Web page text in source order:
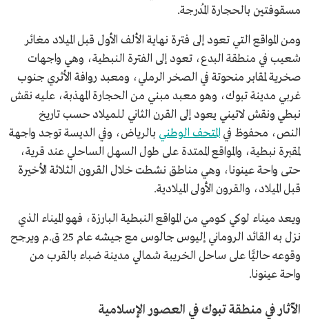
مسقوفتين بالحجارة المُدرجة.
ومن المواقع التي تعود إلى فترة نهاية الألف الأول قبل الميلاد مغائر
شعيب في منطقة البدع، تعود إلى الفترة النبطية، وهي واجهات
صخرية لمقابر منحوتة في الصخر الرملي، ومعبد روافة الأثري جنوب
غربي مدينة تبوك، وهو معبد مبني من الحجارة المهذبة، عليه نقش
نبطي ونقش لاتيني يعود إلى القرن الثاني للميلاد حسب تاريخ
النص، محفوظ في المتحف الوطني بالرياض، وفي الديسة توجد واجهة
لمقبرة نبطية، والمواقع الممتدة على طول السهل الساحلي عند قرية،
حتى واحة عينونا، وهي مناطق نشطت خلال القرون الثلاثة الأخيرة
قبل الميلاد، والقرون الأولى الميلادية.
ويعد ميناء لوكي كومي من المواقع النبطية البارزة، فهو الميناء الذي
نزل به القائد الروماني إليوس جالوس مع جيشه عام 25 ق.م ويرجح
وقوعه حاليًّا على ساحل الخريبة شمالي مدينة ضباء بالقرب من
واحة عينونا.
الآثار في منطقة تبوك في العصور الإسلامية